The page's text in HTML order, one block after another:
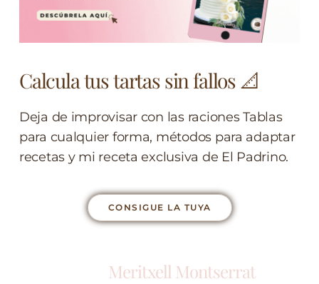
Calcula tus tartas sin fallos 📐
Deja de improvisar con las raciones Tablas
para cualquier forma, métodos para adaptar
recetas y mi receta exclusiva de El Padrino.
CONSIGUE LA TUYA
Meritxell Montserrat